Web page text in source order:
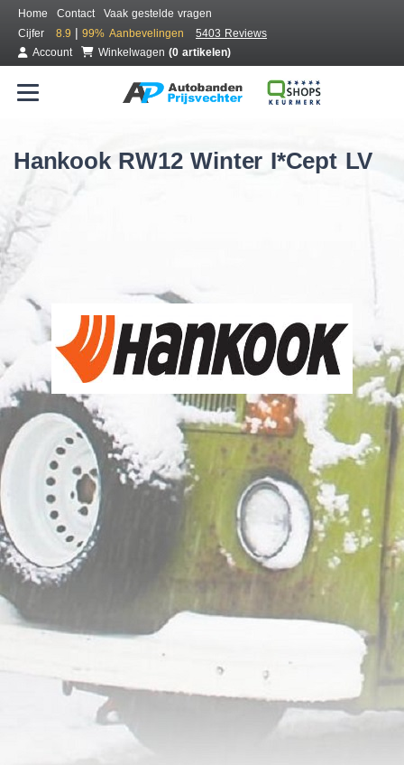
Home Contact
Vaak gestelde vragen
Cijfer
8.9 | 99% Aanbevelingen
5403 Reviews
Account
Winkelwagen (0 artikelen)
Hankook RW12 Winter I*Cept LV